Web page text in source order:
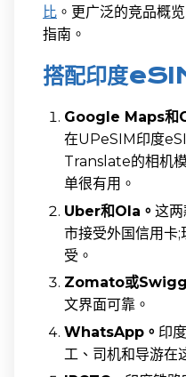
比 。更广泛的竞品概
指南。
搭配印度
Google Maps和
在UPeSIM印度
Translate的相机
单很有用。
Uber和Ola。 这
市接受外国信用卡
受。
Zomato或
文界面可靠。
WhatsApp。 印
工、司机和导游在